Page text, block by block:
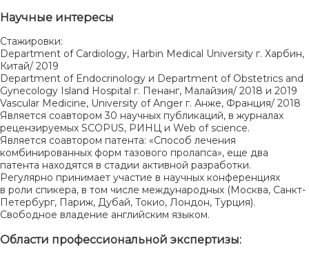
Научные интересы
Стажировки:
Department of Cardiology, Harbin Medical University г. Харбин,
Китай/ 2019
Department of Endocrinology и Department of Obstetrics and
Gynecology Island Hospital г. Пенанг, Малайзия/ 2018 и 2019
Vascular Medicine, University of Anger г. Анже, Франция/ 2018
Является соавтором 30 научных публикаций, в журналах
рецензируемых SCOPUS, РИНЦ и Web of science.
Является соавтором патента: «Способ лечения
комбинированных форм тазового пролапса», еще два
патента находятся в стадии активной разработки.
Регулярно принимает участие в научных конференциях
в роли спикера, в том числе международных (Москва, Санкт-
Петербург, Париж, Дубай, Токио, Лондон, Турция).
Свободное владение английским языком.
Области профессиональной экспертизы: